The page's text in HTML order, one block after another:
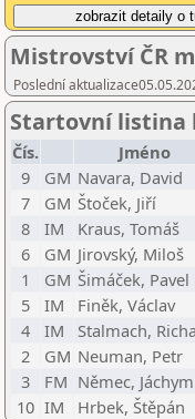
Mistrovství ČR
Poslední
Startovní listina
Čís. Jméno
9
GM Navara, David
7
GM Štoček, Jiří
8
IM Kraus, Tomáš
6
GM Jirovský, Miloš
1
GM Šimáček, Pavel
5
IM Finěk, Václav
4
IM Stalmach,
2
GM Neuman, Petr
3
FM Němec, Jáchym
10 IM Hrbek, Štěpán